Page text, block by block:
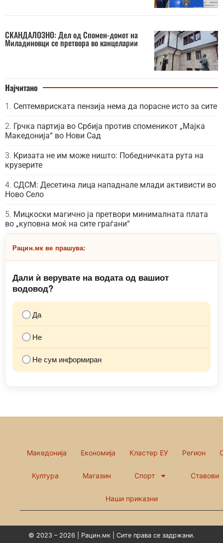
СКАНДАЛОЗНО: Дел од Спомен-домот на
Миладиновци се претвора во канцеларии
Најчитано
Септемвриската пензија нема да порасне исто за сите
Грчка партија во Србија против споменикот „Мајка
Македонија“ во Нови Сад
Кризата не им може ништо: Победничката рута на
крузерите
СДСМ: Десетина лица нападнале млади активисти во
Ново Село
Мицкоски магично ја претвори минималната плата
во „куповна моќ на сите граѓани“
Рацин.мк ве прашува:
Дали ѝ верувате на водата од вашиот
водовод?
Да
Не
Не сум информиран
Македонија Економија Кластер ЕУ Регион
Култура Магазин Спорт Ставови
Наши приказни
© 2023 – 2026 | Рацин.мк | Сите права се задржани.